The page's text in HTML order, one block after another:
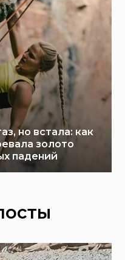
но встала: как
золото
падений